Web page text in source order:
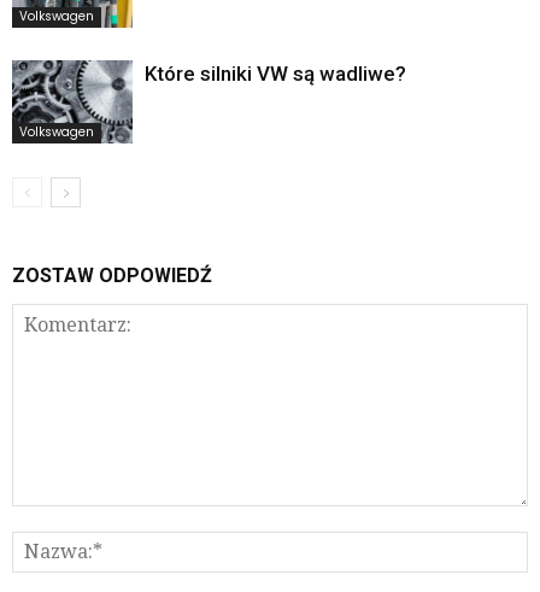
Volkswagen
Volkswagen
Które silniki VW są wadliwe?
ZOSTAW ODPOWIEDŹ